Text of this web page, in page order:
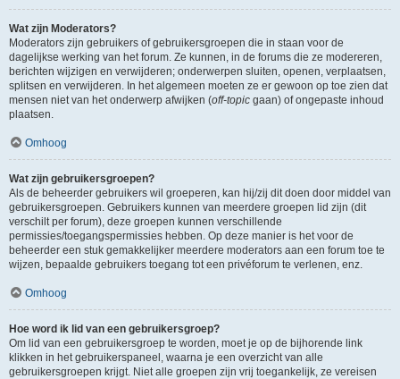
Wat zijn Moderators?
Moderators zijn gebruikers of gebruikersgroepen die in staan voor de
dagelijkse werking van het forum. Ze kunnen, in de forums die ze modereren,
berichten wijzigen en verwijderen; onderwerpen sluiten, openen, verplaatsen,
splitsen en verwijderen. In het algemeen moeten ze er gewoon op toe zien dat
mensen niet van het onderwerp afwijken (off-topic gaan) of ongepaste inhoud
plaatsen.
Omhoog
Wat zijn gebruikersgroepen?
Als de beheerder gebruikers wil groeperen, kan hij/zij dit doen door middel van
gebruikersgroepen. Gebruikers kunnen van meerdere groepen lid zijn (dit
verschilt per forum), deze groepen kunnen verschillende
permissies/toegangspermissies hebben. Op deze manier is het voor de
beheerder een stuk gemakkelijker meerdere moderators aan een forum toe te
wijzen, bepaalde gebruikers toegang tot een privéforum te verlenen, enz.
Omhoog
Hoe word ik lid van een gebruikersgroep?
Om lid van een gebruikersgroep te worden, moet je op de bijhorende link
klikken in het gebruikerspaneel, waarna je een overzicht van alle
gebruikersgroepen krijgt. Niet alle groepen zijn vrij toegankelijk, ze vereisen